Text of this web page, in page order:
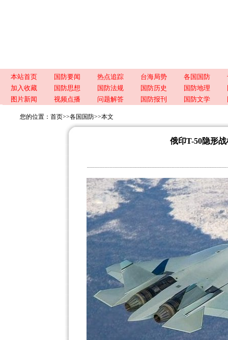
本站首页 国防要闻 热点追踪 台海局势 各国国防
加入收藏
国防思想 国防法规 国防历史 国防地理
图片新闻
视频点播 问题解答 国防报刊 国防文学
您的位置： 首页>>各国国防>>本文
俄印T-50隐形